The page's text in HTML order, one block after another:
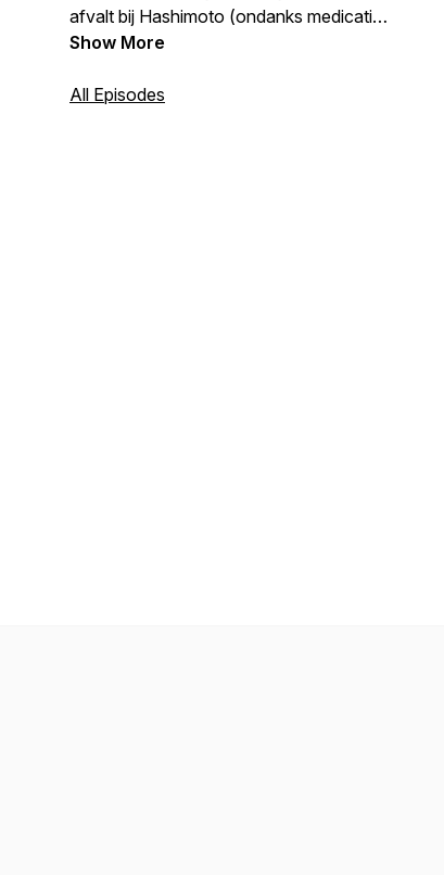
afvalt bij Hashimoto (ondanks medicatie
en goede bloeduitslagen).
Show More
All Episodes